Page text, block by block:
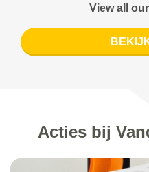
View all
Acties bij